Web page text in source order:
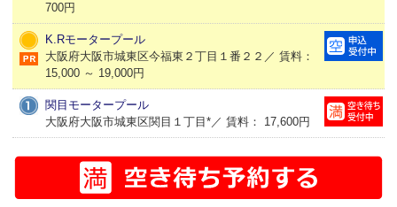
700円
K.Rモータープール
大阪府大阪市城東区今福東２丁目１番２２／ 賃料：
15,000 ～ 19,000円
関目モータープール
大阪府大阪市城東区関目１丁目*／ 賃料： 17,600円